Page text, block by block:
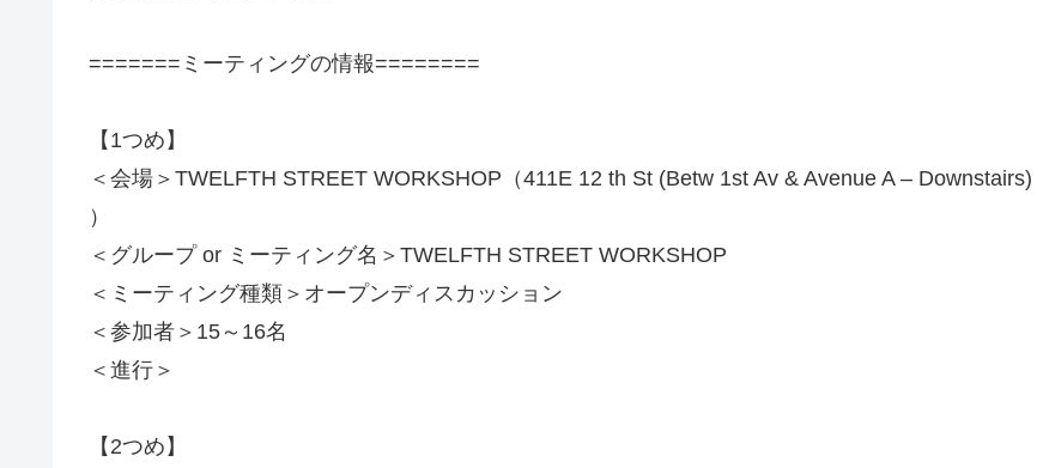
=======ミーティングの情報========
【1つめ】
＜会場＞TWELFTH STREET WORKSHOP（411E 12 th St (Betw 1st Av & Avenue A – Downstairs)
）
＜グループ or ミーティング名＞TWELFTH STREET WORKSHOP
＜ミーティング種類＞オープンディスカッション
＜参加者＞15～16名
＜進行＞
【2つめ】